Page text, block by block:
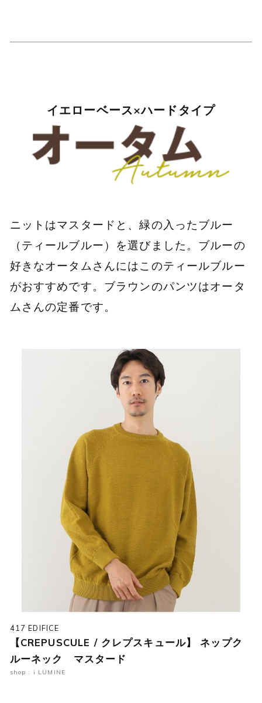
イエローベース×ハードタイプ
ニットはマスタードと、緑の入ったブルー
（ティールブルー）を選びました。ブルーの
好きなオータムさんにはこのティールブルー
がおすすめです。ブラウンのパンツはオータ
ムさんの定番です。
417 EDIFICE
【CREPUSCULE / クレプスキュール】 ネップク
ルーネック マスタード
shop : i LUMINE